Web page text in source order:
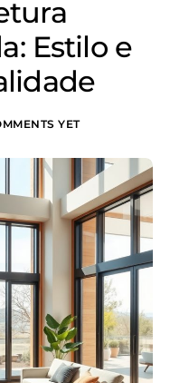
Estilo e
YET